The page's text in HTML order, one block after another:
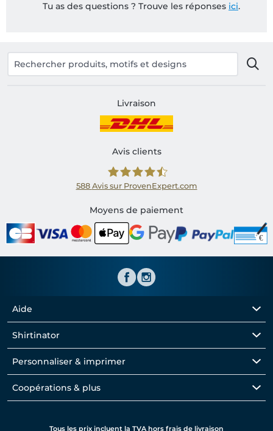
Tu as des questions ? Trouve les réponses ici.
Livraison
Avis clients
Shirtinator FR
588 Avis sur ProvenExpert.com
Moyens de paiement
Aide
Shirtinator
Personnaliser & imprimer
Coopérations & plus
Tous les prix incluent la TVA hors frais de livraison